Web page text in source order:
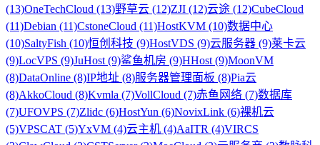
(13)OneTechCloud (13)野草云 (12)ZJI (12)云途 (12)CubeCloud
(11)Debian (11)CstoneCloud (11)HostKVM (10)数据中心
(10)SaltyFish (10)恒创科技 (9)HostVDS (9)云服务器 (9)莱卡云
(9)LocVPS (9)JuHost (9)鲨鱼机房 (9)HHost (9)MoonVM
(8)DataOnline (8)IP地址 (8)服务器管理面板 (8)Pia云
(8)AkkoCloud (8)Kvmla (7)VollCloud (7)赤鱼网络 (7)数据库
(7)UFOVPS (7)Zlidc (6)HostYun (6)NovixLink (6)裸机云
(5)VPSCAT (5)YxVM (4)云主机 (4)AaITR (4)VIRCS